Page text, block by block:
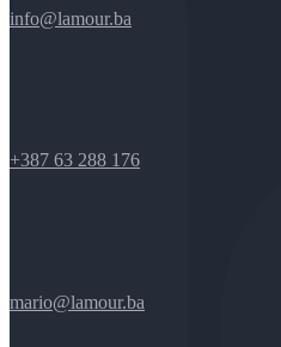
info@lamour.ba
+387 63 288 176
mario@lamour.ba